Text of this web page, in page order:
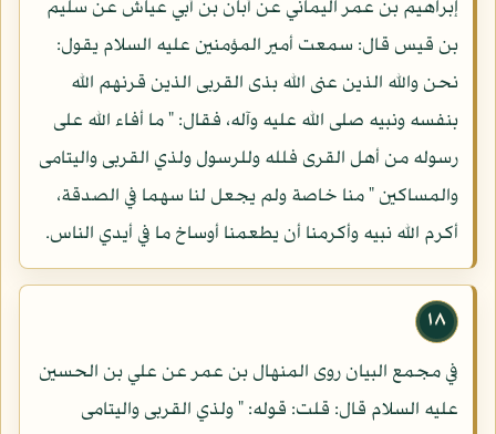
إبراهيم بن عمر اليماني عن أبان بن أبي عياش عن سليم
بن قيس قال: سمعت أمير المؤمنين عليه السلام يقول:
نحن والله الذين عنى الله بذى القربى الذين قرنهم الله
بنفسه ونبيه صلى الله عليه وآله، فقال: " ما أفاء الله على
رسوله من أهل القرى فلله وللرسول ولذي القربى واليتامى
والمساكين " منا خاصة ولم يجعل لنا سهما في الصدقة،
أكرم الله نبيه وأكرمنا أن يطعمنا أوساخ ما في أيدي الناس.
١٨
في مجمع البيان روى المنهال بن عمر عن علي بن الحسين
عليه السلام قال: قلت: قوله: " ولذي القربى واليتامى